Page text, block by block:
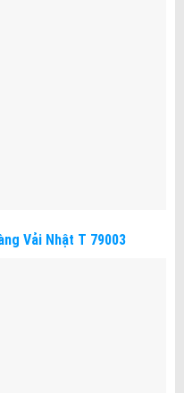
Vải Nhật T 79003